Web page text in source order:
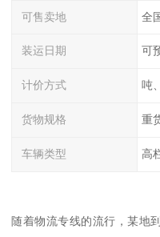
可售卖地 全
装运日期 可
计价方式 吨
货物规格 重
车辆类型 高
随着物流专线的流行，某地